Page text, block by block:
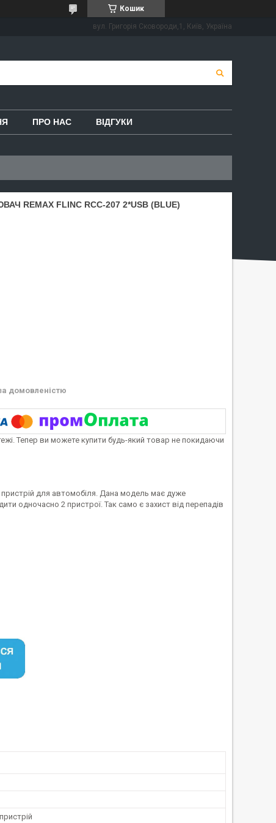
Кошик
вул. Григорія Сковороди,1, Київ, Україна
ПРО НАС ВІДГУКИ
REMAX FLINC RCC-207 2*USB (BLUE)
домовленістю
Тепер ви можете купити будь-який товар не покидаючи
пристрій для автомобіля. Дана модель має дуже
одночасно 2 пристрої. Так само є захист від перепадів